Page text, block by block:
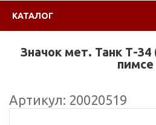
КАТАЛОГ
Значок мет. Танк Т-34
пимсе
Артикул: 20020519